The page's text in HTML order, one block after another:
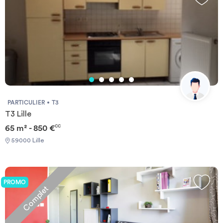
Justificatif du complément de loyer : L'appartement a une vue
dégagée et sans vis-à-vis, orientation plein sud. Barème des
honoraires de location : * Zone très tendue : 12.10 €/m² TTC *
Zone tendue : 10.09 €/m² TTC * Zone non tendue : 8.07 €/m²
TTC * État des lieux : 3.03 €/m² TTC Mentions légales agence :
SARL MRZ Carte professionnelle n° :
CPI75012015000000390 Délivrée par : CCI de Paris Île-de-
France Organisme garant : SOCAF, 26 avenue de Suffren, 75015
parfaitement réunis pour une vie étudiante au top dans un
quartier en plein renouveau, rythmé par l’innovation et la
créativité ! Avec Student Factory, profite un cadre de vie idéal
pour réussir tes études et tous tes projets à Lille ! À proximité de
Arrêt Canteleu ou Bois Blanc : 7 min Supermarché Lidl : 7 min
Supermarché Carrefour : 8min Écoles & universités : 15-20min en
PARTICULIER T3
T3 Lille
65 m² - 850 €CC
59000 Lille
Complet
PROMO